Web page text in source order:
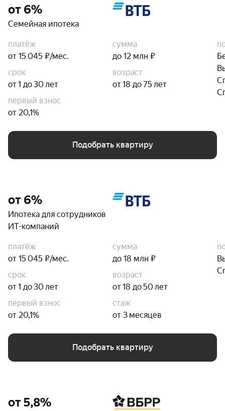
от 6%
Семейная ипотека
платёж
от 15 045 ₽/мес.
сумма
до 12 млн ₽
срок
от 1 до 30 лет
возраст
от 18 до 75 лет
первый взнос
от 20,1%
Подобрать квартиру
от 6%
Ипотека для сотрудников
ИТ-компаний
платёж
от 15 045 ₽/мес.
сумма
до 18 млн ₽
срок
от 1 до 30 лет
возраст
от 18 до 50 лет
первый взнос
от 20,1%
стаж
от 3 месяцев
Подобрать квартиру
от 5,8%